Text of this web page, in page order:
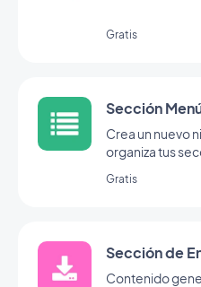
Gratis
Sección
Crea un nuevo
organiza tus
Gratis
Sección de
Contenido